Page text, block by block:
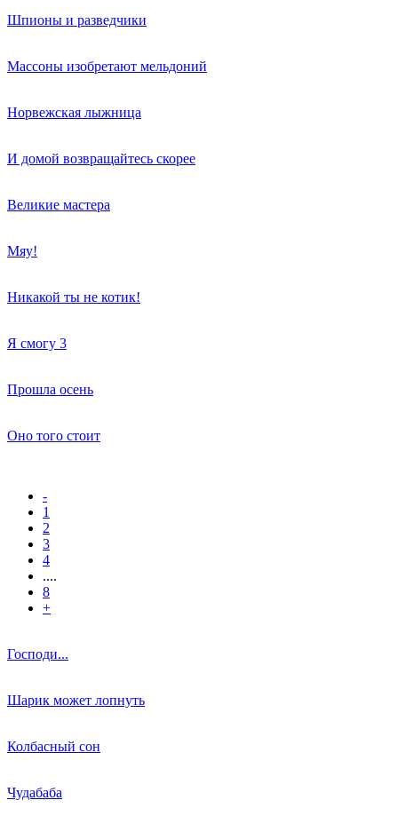
Шпионы и разведчики
Массоны изобретают мельдоний
Норвежская лыжница
И домой возвращайтесь скорее
Великие мастера
Мяу!
Никакой ты не котик!
Я смогу 3
Прошла осень
Оно того стоит
-
1
2
3
4
....
8
+
Господи...
Шарик может лопнуть
Колбасный сон
Чудабаба